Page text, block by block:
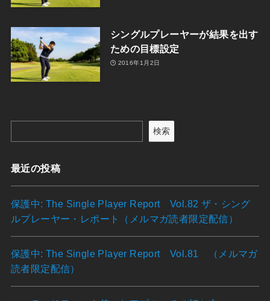
シングルプレーヤーが結果を出す
ための目標設定
2016年1月2日
検索
最近の投稿
保護中: The Single Player Report Vol.82 ザ・シング
ルプレーヤー・レポート（メルマガ読者限定配信）
保護中: The Single Player Report Vol.81 （メルマガ
読者限定配信）